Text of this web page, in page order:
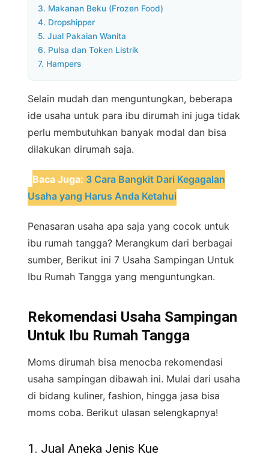
3. Makanan Beku (Frozen Food)
4. Dropshipper
5. Jual Pakaian Wanita
6. Pulsa dan Token Listrik
7. Hampers
Selain mudah dan menguntungkan, beberapa
ide usaha untuk para ibu dirumah ini juga tidak
perlu membutuhkan banyak modal dan bisa
dilakukan dirumah saja.
Baca Juga: 3 Cara Bangkit Dari Kegagalan
Usaha yang Harus Anda Ketahui
Penasaran usaha apa saja yang cocok untuk
ibu rumah tangga? Merangkum dari berbagai
sumber, Berikut ini 7 Usaha Sampingan Untuk
Ibu Rumah Tangga yang menguntungkan.
Rekomendasi Usaha Sampingan
Untuk Ibu Rumah Tangga
Moms dirumah bisa menocba rekomendasi
usaha sampingan dibawah ini. Mulai dari usaha
di bidang kuliner, fashion, hingga jasa bisa
moms coba. Berikut ulasan selengkapnya!
1. Jual Aneka Jenis Kue